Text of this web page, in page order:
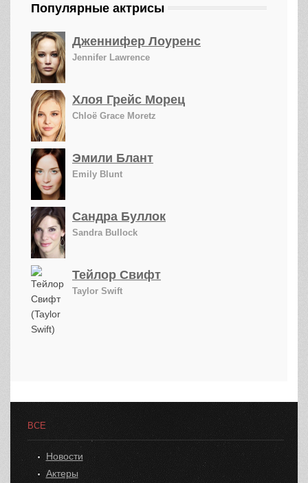
Популярные актрисы
Дженнифер Лоуренс
Jennifer Lawrence
Хлоя Грейс Морец
Chloë Grace Moretz
Эмили Блант
Emily Blunt
Сандра Буллок
Sandra Bullock
Тейлор Свифт
Taylor Swift
ВСЕ
Новости
Актеры